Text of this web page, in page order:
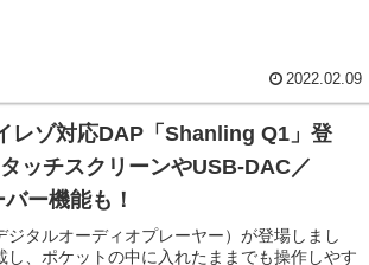
2022.02.09
レゾ対応DAP「Shanling Q1」登
ッチスクリーンやUSB-DAC／
ー機能も！
ジタルオーディオプレーヤー）が登場しまし
し、ポケットの中に入れたままでも操作しやす